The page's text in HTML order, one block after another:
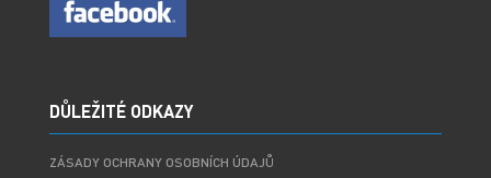
DŮLEŽITÉ ODKAZY
ZÁSADY OCHRANY OSOBNÍCH ÚDAJŮ